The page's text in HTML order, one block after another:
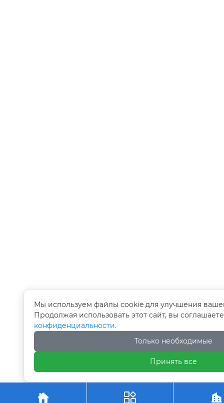
  
Мы используем файлы cookie для улучшения
Продолжая использовать этот сайт, вы
конфиденциальности.
Только необходимые
Принять все